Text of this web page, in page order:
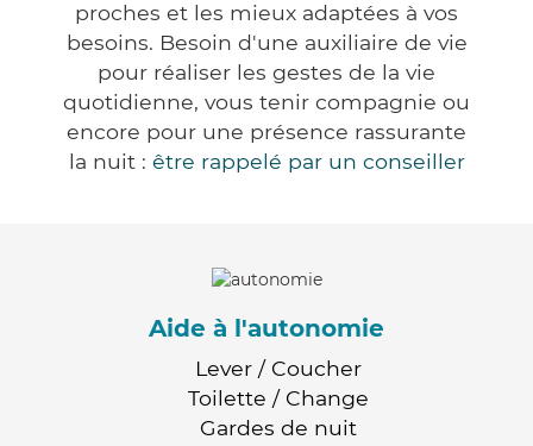
proches et les mieux adaptées à vos
besoins. Besoin d'une auxiliaire de vie
pour réaliser les gestes de la vie
quotidienne, vous tenir compagnie ou
encore pour une présence rassurante
la nuit : être rappelé par un conseiller
Aide à l'autonomie
Lever / Coucher
Toilette / Change
Gardes de nuit